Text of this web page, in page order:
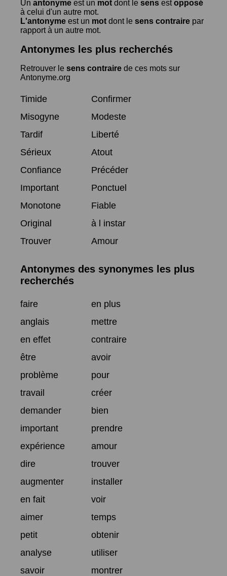
Un antonyme est un mot dont le sens estopposé
à celui d'un autre mot.
L'antonyme est un mot dont le sens contraire par
rapport à un autre mot.
Antonymes les plus recherchés
Retrouver le sens contraire de ces mots sur
Antonyme.org
Timide
Confirmer
Misogyne
Modeste
Tardif
Liberté
Sérieux
Atout
Confiance
Précéder
Important
Ponctuel
Monotone
Fiable
Original
à l instar
Trouver
Amour
Antonymes des synonymes les plus
recherchés
faire
en plus
anglais
mettre
en effet
contraire
être
avoir
problème
pour
travail
créer
demander
bien
important
prendre
expérience
amour
dire
trouver
augmenter
installer
en fait
voir
aimer
temps
petit
obtenir
analyse
utiliser
savoir
montrer